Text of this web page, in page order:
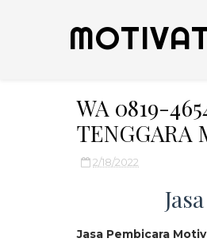
WA 0819-
TENGGARA
2/18/2022
Jasa Pembicara